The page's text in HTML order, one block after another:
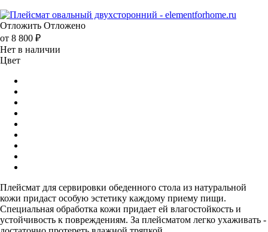
Отложить Отложено
от 8 800 ₽
Нет в наличии
Цвет
Плейсмат для сервировки обеденного стола из натуральной
кожи придаст особую эстетику каждому приему пищи.
Специальная обработка кожи придает ей влагостойкость и
устойчивость к повреждениям. За плейсматом легко ухаживать -